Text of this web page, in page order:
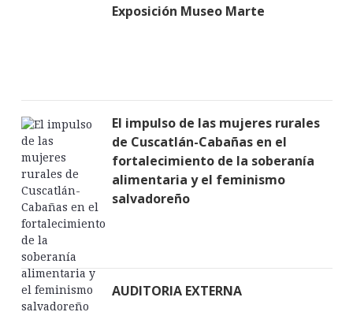
Exposición Museo Marte
El impulso de las mujeres rurales
de Cuscatlán-Cabañas en el
fortalecimiento de la soberanía
alimentaria y el feminismo
salvadoreño
AUDITORIA EXTERNA